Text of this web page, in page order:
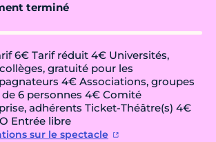
terminé
6€ Tarif réduit 4€ Universités,
gratuité pour les
4€ Associations, groupes
6 personnes 4€ Comité
adhérents Ticket-Théâtre(s) 4€
Entrée libre
sur le spectacle